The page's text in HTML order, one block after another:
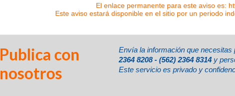
El enlace permanente para este aviso es:
Este aviso estará disponible en el sitio por un periodo
Publica con
nosotros
Envía la información que necesitas
2364 8208 - (562) 2364 8314 y
Este servicio es privado y